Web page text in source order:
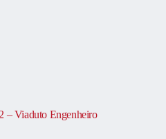
– Viaduto Engenheiro